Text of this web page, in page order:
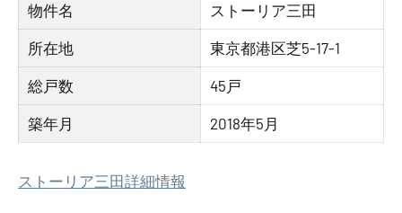
物件名 ストーリア三田
所在地 東京都港区芝5-17-1
総戸数 45戸
築年月 2018年5月
ストーリア三田詳細情報